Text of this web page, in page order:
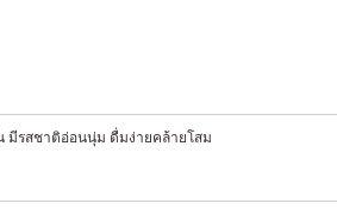
มีรสชาติอ่อนนุ่ม ดื่มง่ายคล้ายโสม